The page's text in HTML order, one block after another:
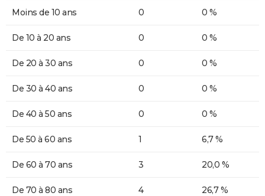
Moins de 10 ans 0 0 %
De 10 à 20 ans 0 0 %
De 20 à 30 ans 0 0 %
De 30 à 40 ans 0 0 %
De 40 à 50 ans 0 0 %
De 50 à 60 ans 1 6,7 %
De 60 à 70 ans 3 20,0 %
De 70 à 80 ans 4 26,7 %